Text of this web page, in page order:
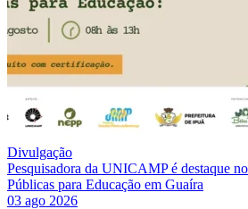
Divulgação
Pesquisadora da UNICAMP é destaque
Públicas para Educação em Guaíra
03 ago 2026